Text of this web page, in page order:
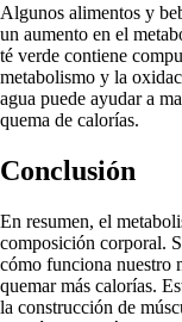
Algunos alimentos y
un aumento en el
té verde contiene
metabolismo y la
agua puede ayudar a
quema de calorías.
Conclusión
En resumen, el
composición corporal.
cómo funciona nuestro
quemar más calorías.
la construcción de